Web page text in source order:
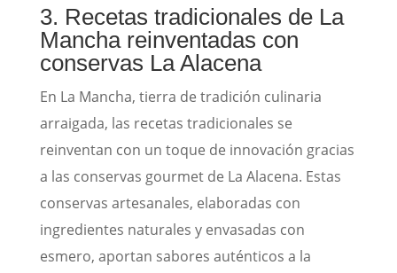
3. Recetas tradicionales de La
Mancha reinventadas con
conservas La Alacena
En La Mancha, tierra de tradición culinaria
arraigada, las recetas tradicionales se
reinventan con un toque de innovación gracias
a las conservas gourmet de La Alacena. Estas
conservas artesanales, elaboradas con
ingredientes naturales y envasadas con
esmero, aportan sabores auténticos a la